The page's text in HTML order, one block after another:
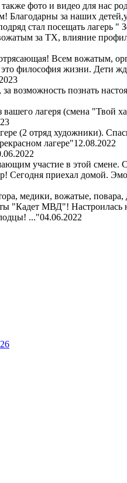
фото и видео для нас
Благодарны за наших
стал посещать лагерь "
за ТХ, влияние
Всем вожатым,
философия жизни. Дети
возможность познать
лагеря (смена "Твой
(2 отряд художники).
лагере"12.08.2022
участие в этой смене.
Сегодня приехал домой.
медики, вожатые,
"Кадет МВД"!
..."04.06.2022